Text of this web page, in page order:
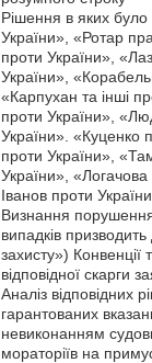
Рішення в яких
України», «Ротар
проти України»,
України»,
«Карпухан та інші
проти України»,
України». «Куценко
проти України»,
України»,
Іванов проти
Визнання
випадків
захисту») Конвенції
відповідної скарги
Аналіз відповідних
гарантованих
невиконанням
мораторіїв на